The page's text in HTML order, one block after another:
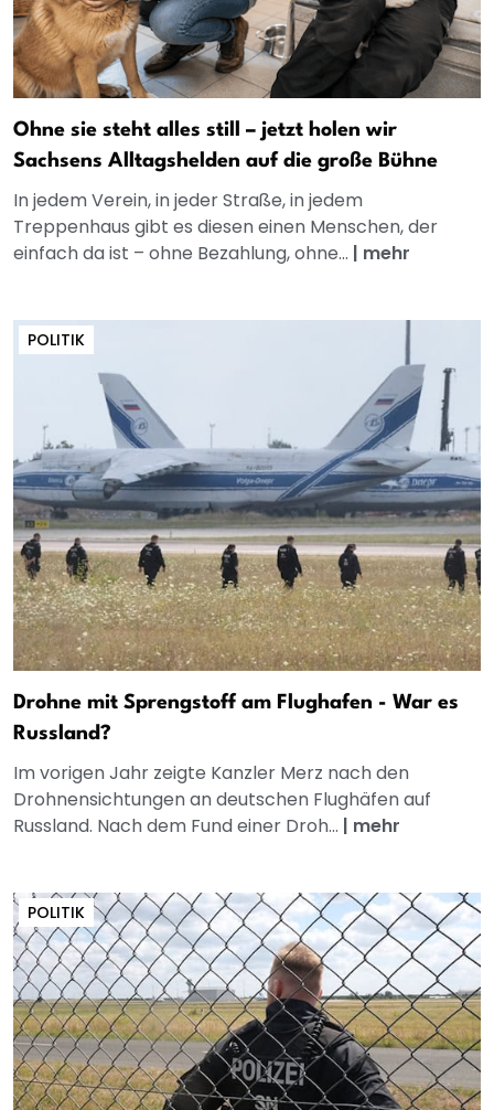
Ohne sie steht alles still – jetzt holen wir
Sachsens Alltagshelden auf die große Bühne
In jedem Verein, in jeder Straße, in jedem
Treppenhaus gibt es diesen einen Menschen, der
einfach da ist – ohne Bezahlung, ohne... | mehr
POLITIK
Drohne mit Sprengstoff am Flughafen - War es
Russland?
Im vorigen Jahr zeigte Kanzler Merz nach den
Drohnensichtungen an deutschen Flughäfen auf
Russland. Nach dem Fund einer Droh... | mehr
POLITIK